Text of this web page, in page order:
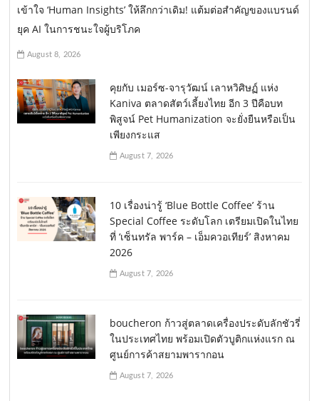
เข้าใจ ‘Human Insights’ ให้ลึกกว่าเดิม! แต้มต่อสำคัญของแบรนด์
ยุค AI ในการชนะใจผู้บริโภค
August 8, 2026
คุยกับ เมอร์ซ-จารุวัฒน์ เลาหวิศิษฏ์ แห่ง
Kaniva ตลาดสัตว์เลี้ยงไทย อีก 3 ปีคือบท
พิสูจน์ Pet Humanization จะยั่งยืนหรือเป็น
เพียงกระแส
August 7, 2026
10 เรื่องน่ารู้ ‘Blue Bottle Coffee’ ร้าน
Special Coffee ระดับโลก เตรียมเปิดในไทย
ที่ ‘เซ็นทรัล พาร์ค – เอ็มควอเทียร์’ สิงหาคม
2026
August 7, 2026
boucheron ก้าวสู่ตลาดเครื่องประดับลักชัวรี่
ในประเทศไทย พร้อมเปิดตัวบูติกแห่งแรก ณ
ศูนย์การค้าสยามพารากอน
August 7, 2026